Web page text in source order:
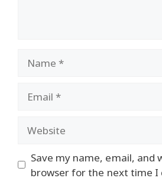
Save my name, email, and
browser for the next time I